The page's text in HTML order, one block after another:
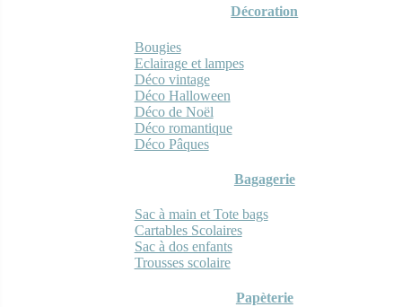
Décoration
Bougies
Eclairage et lampes
Déco vintage
Déco Halloween
Déco de Noël
Déco romantique
Déco Pâques
Bagagerie
Sac à main et Tote bags
Cartables Scolaires
Sac à dos enfants
Trousses scolaire
Papèterie